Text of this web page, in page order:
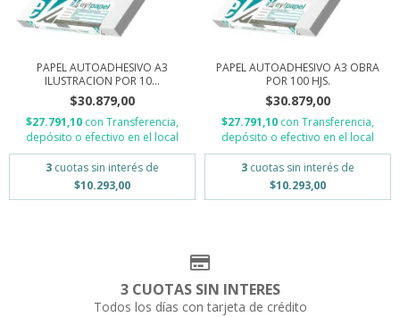
PAPEL AUTOADHESIVO A3
ILUSTRACION POR 10...
$30.879,00
$27.791,10 con Transferencia,
depósito o efectivo en el local
3 cuotas sin interés de
$10.293,00
PAPEL AUTOADHESIVO A3 OBRA
POR 100 HJS.
$30.879,00
$27.791,10 con Transferencia,
depósito o efectivo en el local
3 cuotas sin interés de
$10.293,00
3 CUOTAS SIN INTERES
Todos los días con tarjeta de crédito